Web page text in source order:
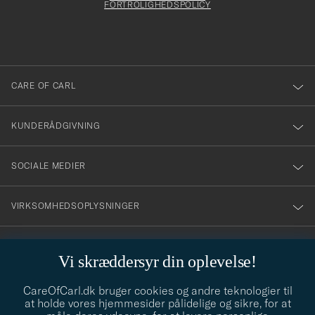
Vi skræddersyr din oplevelse!
CareOfCarl.dk bruger cookies og andre teknologier til
at holde vores hjemmesider pålidelige og sikre, for at
dig
till
vårt
nyhetsbrev!
FORTROLIGHEDSPOLICY
CARE OF CARL
KUNDERÅDGIVNING
SOCIALE MEDIER
VIRKSOMHEDSOPLYSNINGER
info@careofcarl.dk
Behøver du hjælp til at finde din stil? Lad os hjælpe dig, vi hjælper
gerne til!